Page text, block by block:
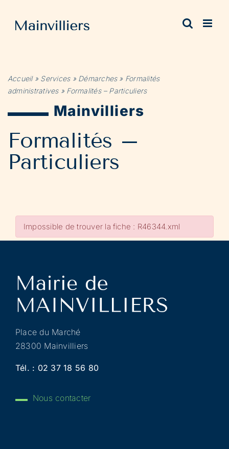
contenu
Accueil» Services» Démarches» Formalités
administratives» Formalités – Particuliers
Mainvilliers
Formalités –
Particuliers
Impossible de trouver la fiche : R46344.xml
Place du Marché
28300 Mainvilliers
Tél. : 02 37 18 56 80
Nous contacter